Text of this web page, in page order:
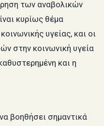
των αναβολικών
κυρίως θέμα
υγείας, και οι
στην κοινωνική υγεία
και η
βοηθήσει σημαντικά